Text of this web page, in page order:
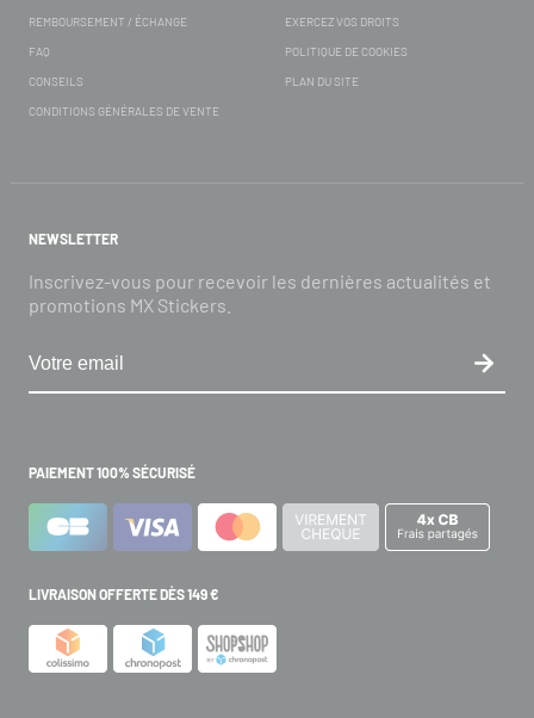
REMBOURSEMENT / ÉCHANGE
FAQ
CONSEILS
CONDITIONS GÉNÉRALES DE VENTE
EXERCEZ VOS DROITS
POLITIQUE DE COOKIES
PLAN DU SITE
NEWSLETTER
Inscrivez-vous pour recevoir les dernières actualités et
promotions MX Stickers.
PAIEMENT 100% SÉCURISÉ
LIVRAISON OFFERTE DÈS 149 €